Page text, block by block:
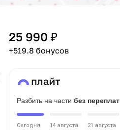
25 990 ₽
+519.8 бонусов
Разбить на части без переплат
Сегодня 14 августа 21 августа